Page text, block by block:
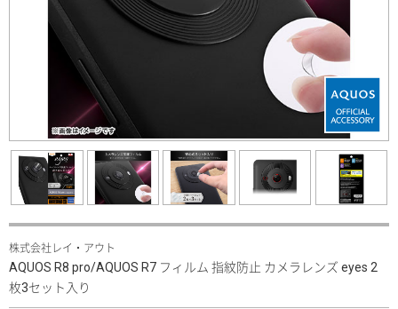
株式会社レイ・アウト
AQUOS R8 pro/AQUOS R7 フィルム 指紋防止 カメラレンズ eyes 2
枚3セット入り